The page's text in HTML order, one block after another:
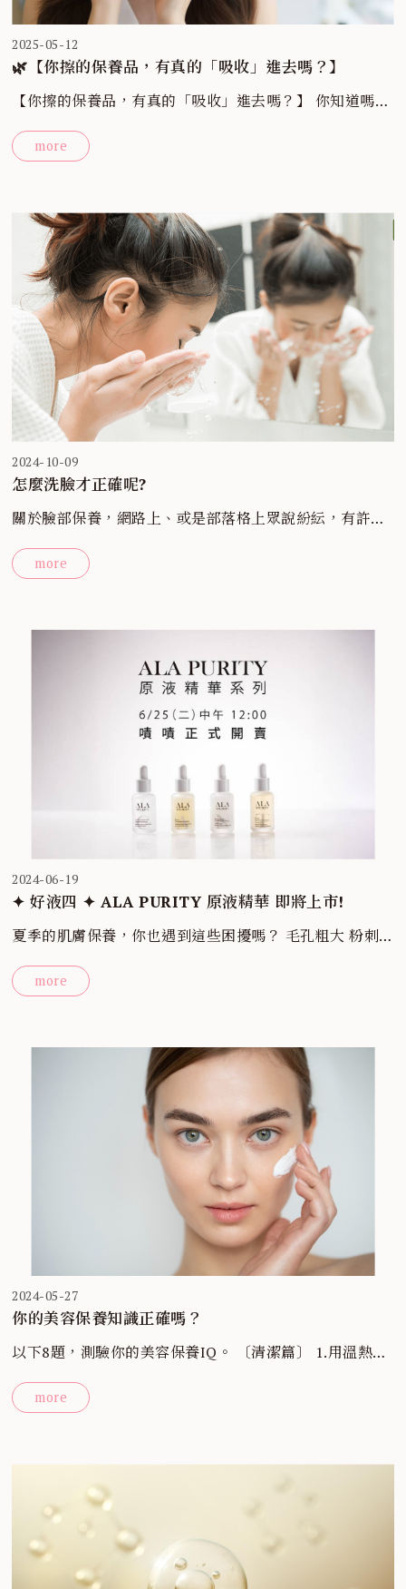
2025-05-12
🌿【你擦的保養品，有真的「吸收」進去嗎？】
【你擦的保養品，有真的「吸收」進去嗎？】 你知道嗎？
more
2024-10-09
怎麼洗臉才正確呢?
關於臉部保養，網路上、或是部落格上眾說紛紜，有許多
法，但別忘記了每個人的膚質都是不同的，請不要完全模
more
2024-06-19
✦ 好液四 ✦ ALA PURITY 原液精華 即將上市!
夏季的肌膚保養，你也遇到這些困擾嗎？ 毛孔粗大 粉刺
Purity 原液精華系列 】以近年討論度激增的「減法保養」
more
2024-05-27
你的美容保養知識正確嗎？
以下8題，測驗你的美容保養IQ。 〔清潔篇〕 1.用溫熱水
皮脂膜，使表皮的保水能力下降，發炎，敏感性肌膚更要
more